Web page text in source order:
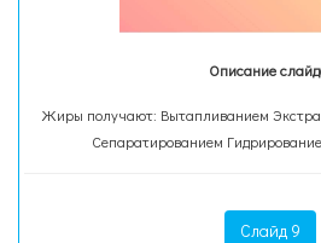
Описание
Жиры получают: Вытапливанием
Сепаратированием
Слайд 9